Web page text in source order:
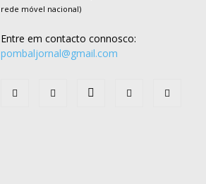
rede móvel nacional)
Entre em contacto connosco:
pombaljornal@gmail.com